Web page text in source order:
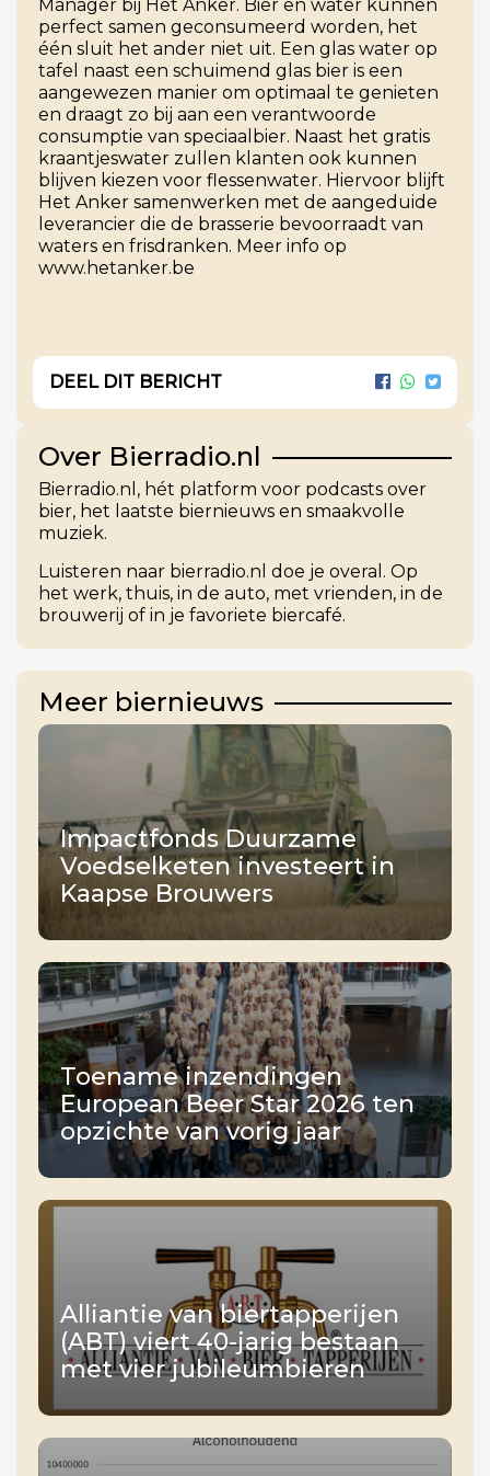
Manager bij Het Anker. Bier en water kunnen
perfect samen geconsumeerd worden, het
één sluit het ander niet uit. Een glas water op
tafel naast een schuimend glas bier is een
aangewezen manier om optimaal te genieten
en draagt zo bij aan een verantwoorde
consumptie van speciaalbier. Naast het gratis
kraantjeswater zullen klanten ook kunnen
blijven kiezen voor flessenwater. Hiervoor blijft
Het Anker samenwerken met de aangeduide
leverancier die de brasserie bevoorraadt van
waters en frisdranken. Meer info op
www.hetanker.be
DEEL DIT BERICHT
Over Bierradio.nl
Bierradio.nl, hét platform voor podcasts over
bier, het laatste biernieuws en smaakvolle
muziek.
Luisteren naar bierradio.nl doe je overal. Op
het werk, thuis, in de auto, met vrienden, in de
brouwerij of in je favoriete biercafé.
Meer biernieuws
Impactfonds Duurzame
Voedselketen investeert in
Kaapse Brouwers
Toename inzendingen
European Beer Star 2026 ten
opzichte van vorig jaar
Alliantie van biertapperijen
(ABT) viert 40-jarig bestaan
met vier jubileumbieren